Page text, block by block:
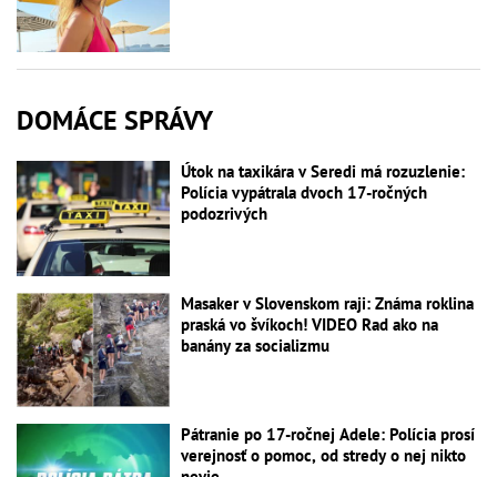
DOMÁCE SPRÁVY
Útok na taxikára v Seredi má rozuzlenie:
Polícia vypátrala dvoch 17-ročných
podozrivých
Masaker v Slovenskom raji: Známa roklina
praská vo švíkoch! VIDEO Rad ako na
banány za socializmu
Pátranie po 17-ročnej Adele: Polícia prosí
verejnosť o pomoc, od stredy o nej nikto